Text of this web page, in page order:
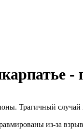
-
Трагичный
из-за